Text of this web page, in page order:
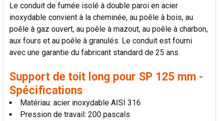
SÉLECTIONNER
AJOUTER
LA
SÉLECTION
AU PANIER
Le conduit de fumée isolé à double paroi en acier
inoxydable convient à la cheminée, au poêle à bois, au
poêle à gaz ouvert, au poêle à mazout, au poêle à charbon,
aux fours et au poêle à granulés. Le conduit est fourni
avec une garantie du fabricant standard de 25 ans.
Support de toit long pour SP 125 mm -
Spécifications
Matériau: acier inoxydable AISI 316
Pression de travail: 200 pascals